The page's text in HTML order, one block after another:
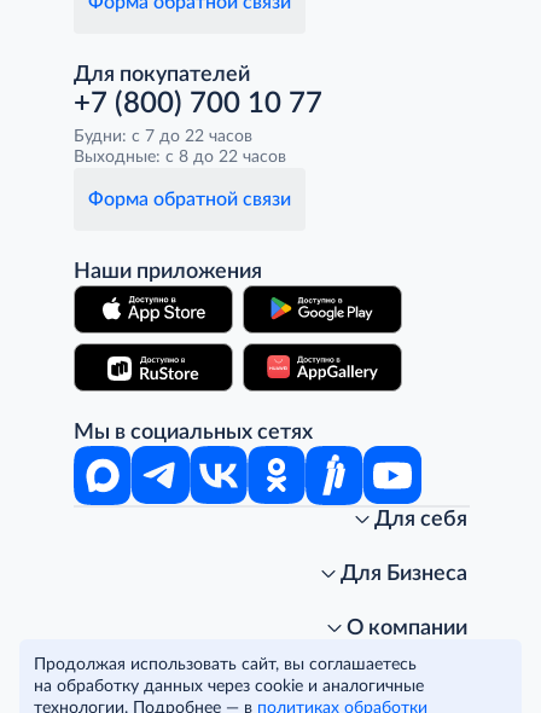
Для покупателей
+7 (800) 700 10 77
Будни: с 7 до 22 часов
Выходные: с 8 до 22 часов
Форма обратной связи
Наши приложения
Мы в социальных сетях
Для себя
Стань клиентом METRO
Подарочные карты. Активация и баланс
Скидка за подписку
Для Бизнеса
Получить карту для бизнеса
Для магазинов
Для гостинично-ресторанного бизнеса
О компании
Карьера
Пресс-центр
Условия и соглашения
Продолжая использовать сайт, вы соглашаетесь
на обработку данных через cookie и аналогичные
технологии. Подробнее — в политиках обработки